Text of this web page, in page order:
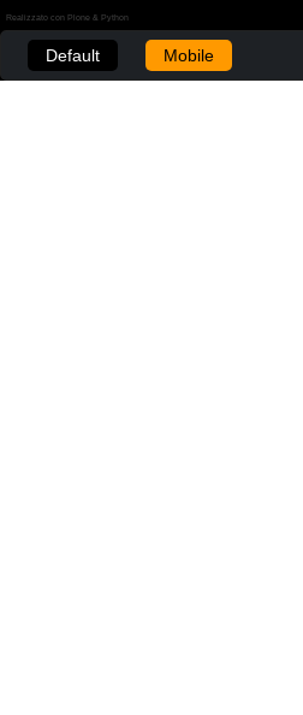
Realizzato con Plone & Python
Default Mobile